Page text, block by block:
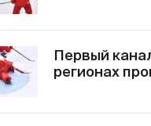
Первый
регионах